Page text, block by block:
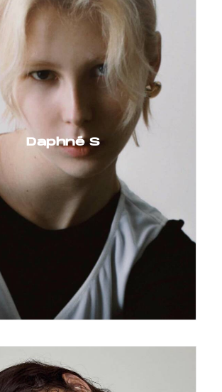
Daphné S